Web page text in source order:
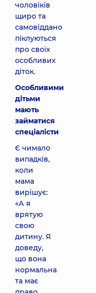
чоловіків
щиро та
самовіддано
піклуються
про своїх
особливих
діток.
Особливими
дітьми
мають
займатися
спеціалісти
Є чимало
випадків,
коли
мама
вирішує:
«А я
врятую
свою
дитину. Я
доведу,
що вона
нормальна
та має